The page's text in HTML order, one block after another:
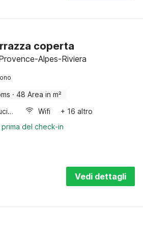
coperta
Alpes-Riviera
· 48 Area in m²
Armadio cucina Wifi
+ 16 altro
del check-in
Vedi dettagli